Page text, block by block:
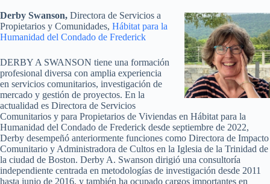
Derby Swanson, Directora de Servicios a
Propietarios y Comunidades, Hábitat para la
Humanidad del Condado de Frederick
DERBY A SWANSON tiene una formación
profesional diversa con amplia experiencia
en servicios comunitarios, investigación de
mercado y gestión de proyectos. En la
actualidad es Directora de Servicios
Comunitarios y para Propietarios de Viviendas en Hábitat para la
Humanidad del Condado de Frederick desde septiembre de 2022,
Derby desempeñó anteriormente funciones como Directora de Impacto
Comunitario y Administradora de Cultos en la Iglesia de la Trinidad de
la ciudad de Boston. Derby A. Swanson dirigió una consultoría
independiente centrada en metodologías de investigación desde 2011
hasta junio de 2016, y también ha ocupado cargos importantes en